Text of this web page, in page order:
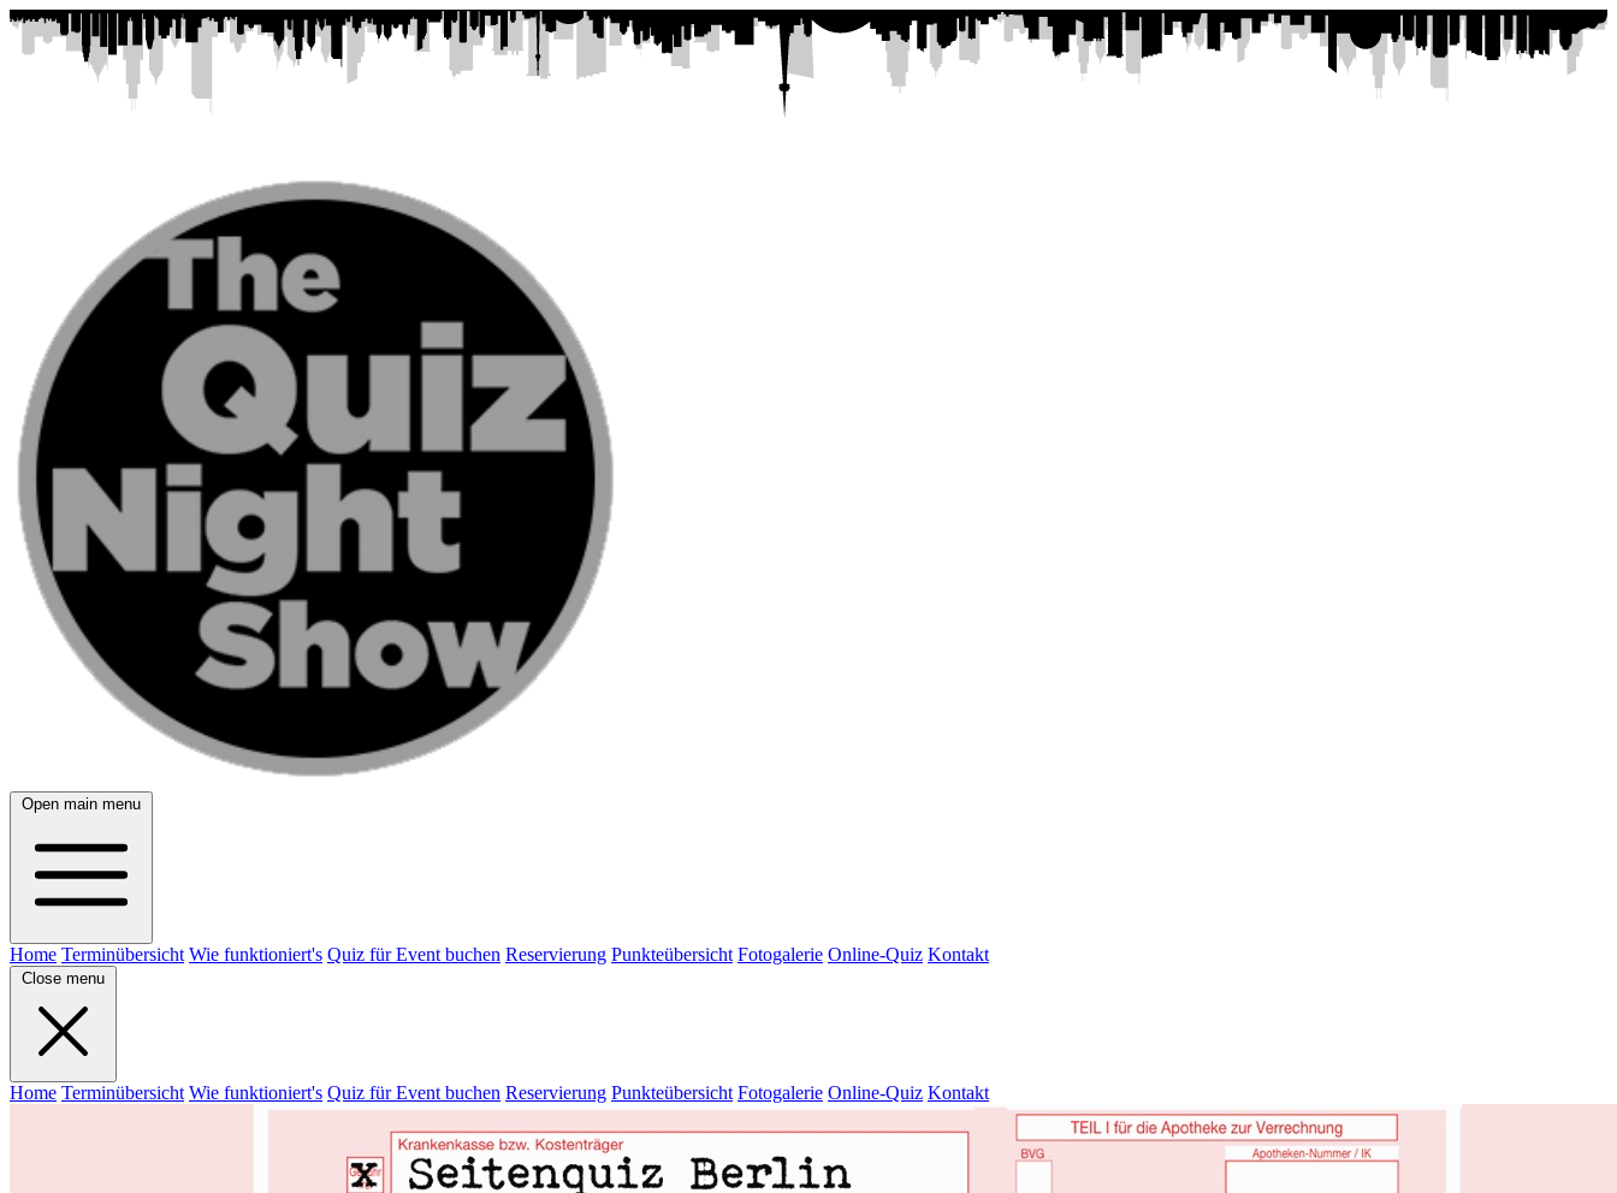
Open main menu
Home Terminübersicht Wie funktioniert's Quiz für Event buchen Reservierung Punkteübersicht Fotogalerie Online-Quiz Kontakt
Close menu
Home Terminübersicht Wie funktioniert's Quiz für Event buchen Reservierung Punkteübersicht Fotogalerie Online-Quiz Kontakt